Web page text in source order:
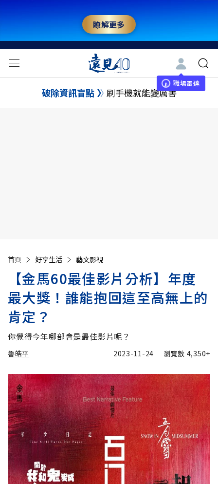
瞭解更多
職場雷達
破除資訊盲點 刷手機就能變厲害
首頁 好享生活 藝文影視
【金馬60最佳影片分析】年度
最大獎！誰能抱回這至高無上的
肯定？
你覺得今年哪部會是最佳影片呢？
魯皓平 2023-11-24 瀏覽數 4,350+